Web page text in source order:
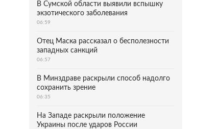
В Сумской области выявили вспышку
экзотического заболевания
06:59
Отец Маска рассказал о бесполезности
западных санкций
06:57
В Минздраве раскрыли способ надолго
сохранить зрение
06:35
На Западе раскрыли положение
Украины после ударов России